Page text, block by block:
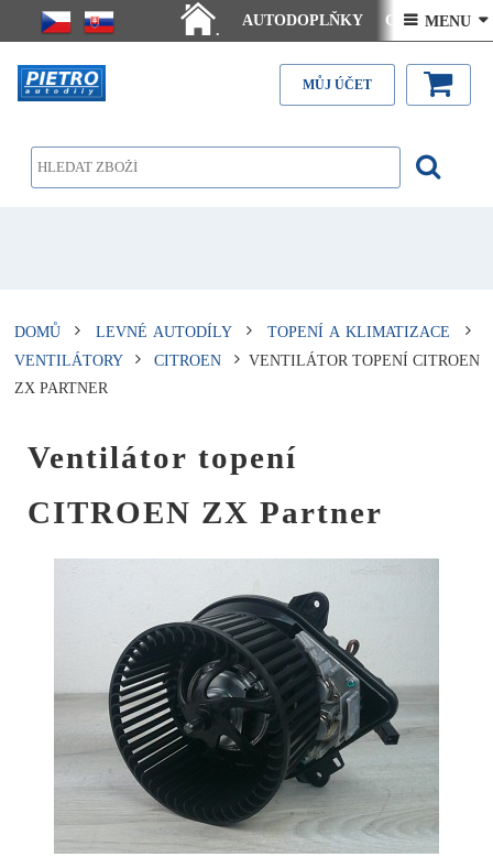
.
AUTODOPLŇKY Ceny doručení
Články - návody Kontakt
 MENU 
MŮJ ÚČET
DOMŮ LEVNÉ AUTODÍLY
TOPENÍ A KLIMATIZACE
VENTILÁTORY
CITROEN
VENTILÁTOR TOPENÍ CITROEN
ZX PARTNER
Ventilátor topení
CITROEN ZX Partner